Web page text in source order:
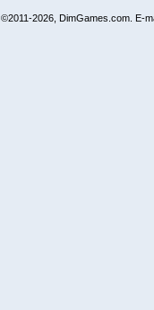
©2011-2026, DimGames.com. E-